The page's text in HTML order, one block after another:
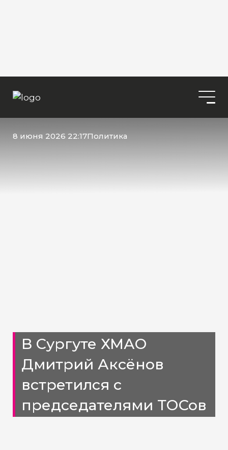
8 июня 2026 22:17Политика
В Сургуте ХМАО
Дмитрий Аксёнов
встретился с
председателями ТОСов